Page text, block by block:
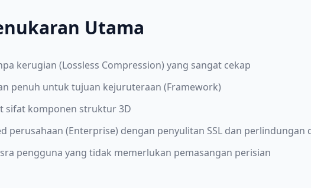
Utama
kerugian (Lossless Compression) yang sangat cekap
penuh untuk tujuan kejuruteraan (Framework)
sifat komponen struktur 3D
perusahaan (Enterprise) dengan penyulitan SSL dan perlindungan
pengguna yang tidak memerlukan pemasangan perisian